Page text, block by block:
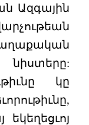
Ազգային
կը